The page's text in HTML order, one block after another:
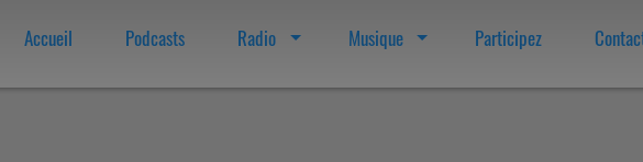
Accueil Podcasts Radio Musique Participez